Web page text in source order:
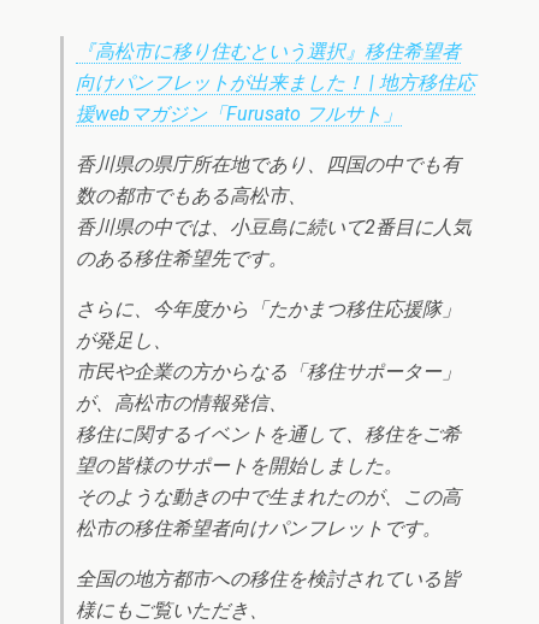
『高松市に移り住むという選択』移住希望者
向けパンフレットが出来ました！ | 地方移住応
援webマガジン「Furusato フルサト」
香川県の県庁所在地であり、四国の中でも有
数の都市でもある高松市、
香川県の中では、小豆島に続いて2番目に人気
のある移住希望先です。
さらに、今年度から「たかまつ移住応援隊」
が発足し、
市民や企業の方からなる「移住サポーター」
が、高松市の情報発信、
移住に関するイベントを通して、移住をご希
望の皆様のサポートを開始しました。
そのような動きの中で生まれたのが、この高
松市の移住希望者向けパンフレットです。
全国の地方都市への移住を検討されている皆
様にもご覧いただき、